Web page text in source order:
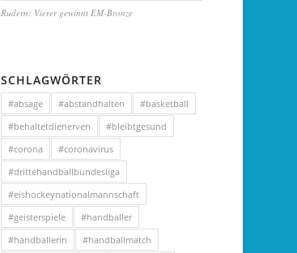
Rudern: Vierer gewinntEM-Bronze
SCHLAGWÖRTER
#absage #abstandhalten
#basketball
#behaltetdienerven
#bleibtgesund
#corona
#coronavirus
#drittehandballbundesliga
#eishockeynationalmannschaft
#geisterspiele
#handballer
#handballerin
#handballmatch